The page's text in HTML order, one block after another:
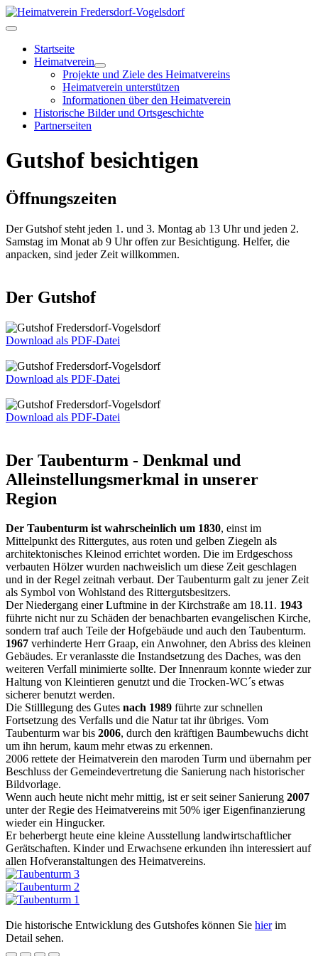
Startseite
Heimatverein
Projekte und Ziele des Heimatvereins
Heimatverein unterstützen
Informationen über den Heimatverein
Historische Bilder und Ortsgeschichte
Partnerseiten
Gutshof besichtigen
Öffnungszeiten
Der Gutshof steht jeden 1. und 3. Montag ab 13 Uhr und jeden 2.
Samstag im Monat ab 9 Uhr offen zur Besichtigung. Helfer, die
anpacken, sind jeder Zeit willkommen.
Der Gutshof
Download als PDF-Datei
Download als PDF-Datei
Download als PDF-Datei
Der Taubenturm - Denkmal und
Alleinstellungsmerkmal in unserer
Region
Der Taubenturm ist wahrscheinlich um 1830, einst im
Mittelpunkt des Rittergutes, aus roten und gelben Ziegeln als
architektonisches Kleinod errichtet worden. Die im Erdgeschoss
verbauten Hölzer wurden nachweislich um diese Zeit geschlagen
und in der Regel zeitnah verbaut. Der Taubenturm galt zu jener Zeit
als Symbol von Wohlstand des Rittergutsbesitzers.
Der Niedergang einer Luftmine in der Kirchstraße am 18.11. 1943
führte nicht nur zu Schäden der benachbarten evangelischen Kirche,
sondern traf auch Teile der Hofgebäude und auch den Taubenturm.
1967 verhinderte Herr Graap, ein Anwohner, den Abriss des kleinen
Gebäudes. Er veranlasste die Instandsetzung des Daches, was den
weiteren Verfall minimierte sollte. Der Innenraum konnte wieder zur
Haltung von Kleintieren genutzt und die Trocken-WC´s etwas
sicherer benutzt werden.
Die Stilllegung des Gutes nach 1989 führte zur schnellen
Fortsetzung des Verfalls und die Natur tat ihr übriges. Vom
Taubenturm war bis 2006, durch den kräftigen Baumbewuchs dicht
um ihn herum, kaum mehr etwas zu erkennen.
2006 rettete der Heimatverein den maroden Turm und übernahm per
Beschluss der Gemeindevertretung die Sanierung nach historischer
Bildvorlage.
Wenn auch heute nicht mehr mittig, ist er seit seiner Sanierung 2007
unter der Regie des Heimatvereins mit 50% iger Eigenfinanzierung
wieder ein Hingucker.
Er beherbergt heute eine kleine Ausstellung landwirtschaftlicher
Gerätschaften. Kinder und Erwachsene erkunden ihn interessiert auf
allen Hofveranstaltungen des Heimatvereins.
Die historische Entwicklung des Gutshofes können Sie hierim
Detail sehen.